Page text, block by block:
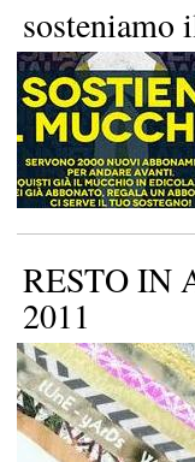
sosteniamo
RESTO IN
2011